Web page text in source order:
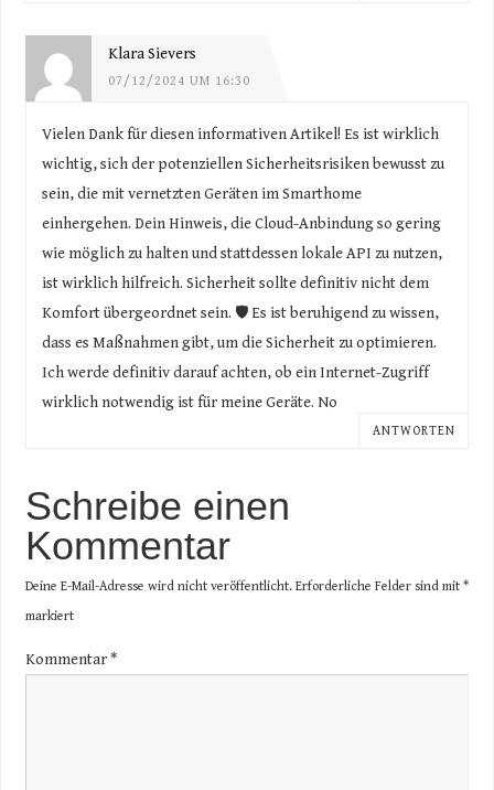
Klara Sievers
07/12/2024 UM 16:30
Vielen Dank für diesen informativen Artikel! Es ist wirklich
wichtig, sich der potenziellen Sicherheitsrisiken bewusst zu
sein, die mit vernetzten Geräten im Smarthome
einhergehen. Dein Hinweis, die Cloud-Anbindung so gering
wie möglich zu halten und stattdessen lokale API zu nutzen,
ist wirklich hilfreich. Sicherheit sollte definitiv nicht dem
Komfort übergeordnet sein. 🛡️ Es ist beruhigend zu wissen,
dass es Maßnahmen gibt, um die Sicherheit zu optimieren.
Ich werde definitiv darauf achten, ob ein Internet-Zugriff
wirklich notwendig ist für meine Geräte. No
ANTWORTEN
Schreibe einen
Kommentar
Deine E-Mail-Adresse wird nicht veröffentlicht. Erforderliche Felder sind mit *
markiert
Kommentar*